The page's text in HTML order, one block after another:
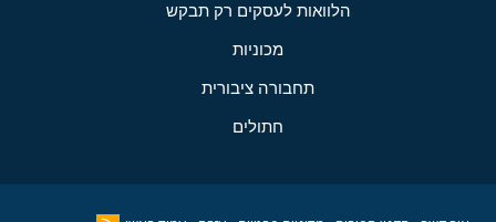
הלוואות לעסקים רק תבקש
מכוניות
תחבורה ציבורית
חתולים